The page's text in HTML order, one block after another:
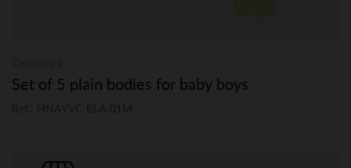
Set of 5 plain bodies for baby boys